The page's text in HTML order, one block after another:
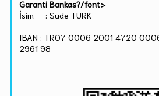
Garanti Bankas?/font>
İsim : Sude TÜRK
IBAN : TR07 0006 2001 4720
2961 98